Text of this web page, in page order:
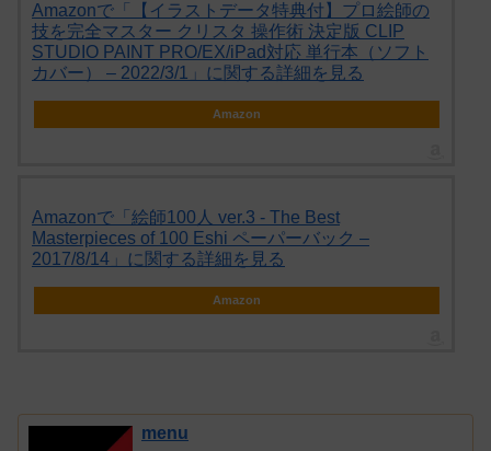
Amazonで「【イラストデータ特典付】プロ絵師の
技を完全マスター クリスタ 操作術 決定版 CLIP
STUDIO PAINT PRO/EX/iPad対応 単行本（ソフト
カバー） – 2022/3/1」に関する詳細を見る
Amazon
Amazonで「絵師100人 ver.3 - The Best
Masterpieces of 100 Eshi ペーパーバック –
2017/8/14」に関する詳細を見る
Amazon
menu